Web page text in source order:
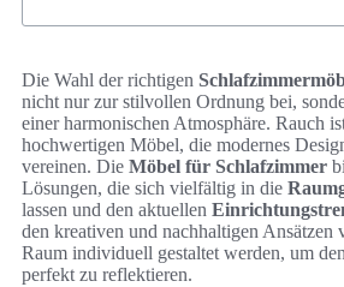
Die Wahl der richtigen
nicht nur zur stilvollen Ordnung bei,
einer harmonischen Atmosphäre. Rauch
hochwertigen Möbel, die modernes
vereinen. Die Möbel für Schlafzimmer
Lösungen, die sich vielfältig in die
lassen und den aktuellen
den kreativen und nachhaltigen Ansätzen
Raum individuell gestaltet werden, um
perfekt zu reflektieren.